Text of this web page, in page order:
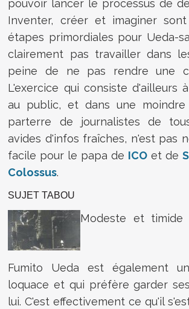
pouvoir lancer le processus de
Inventer, créer et imaginer
étapes primordiales pour Ueda-
clairement pas travailler dans
peine de ne pas rendre une
L'exercice qui consiste d'ailleurs
au public, et dans une
parterre de journalistes de
avides d'infos fraîches, n'est pas
facile pour le papa de ICO et de
Colossus.
SUJET TABOU
Modeste et timide
Fumito Ueda est également
loquace et qui préfère garder
lui. C'est effectivement ce qu'il